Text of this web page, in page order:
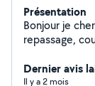
Présentation
Bonjour je cherche quelques heures de ménage,
repassage,
Dernier avis
Il y a 2 mois